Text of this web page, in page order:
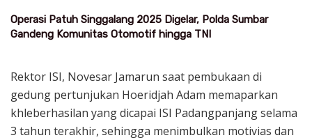
Operasi Patuh Singgalang 2025 Digelar, Polda Sumbar
Gandeng Komunitas Otomotif hingga TNI
Rektor ISI, Novesar Jamarun saat pembukaan di
gedung pertunjukan Hoeridjah Adam memaparkan
khleberhasilan yang dicapai ISI Padangpanjang selama
3 tahun terakhir, sehingga menimbulkan motivias dan